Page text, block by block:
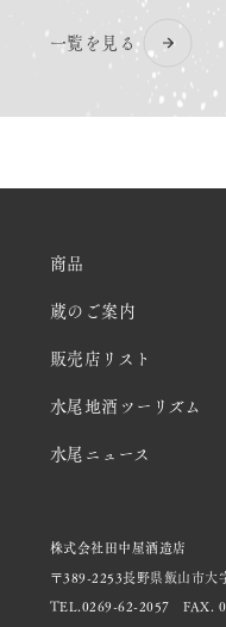
一覧を見る
商品
蔵のご案内
販売店リスト
水尾地酒ツーリズム
水尾ニュース
株式会社田中屋酒造店
〒389-2253長野県飯山市大
TEL.0269-62-2057
FAX.